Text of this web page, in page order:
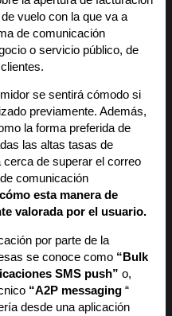
vuelo con la que va a
de comunicación
o servicio público, de
se sentirá cómodo si
previamente. Además,
la forma preferida de
las altas tasas de
de superar el correo
comunicación
esta manera de
valorada por el usuario.
por parte de la
se conoce como “Bulk
SMS push” o,
“A2P messaging “
desde una aplicación